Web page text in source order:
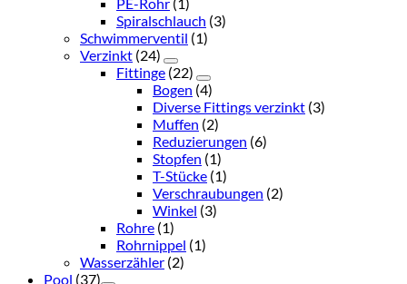
Spiralschlauch (3)
Schwimmerventil (1)
Verzinkt (24)
Fittinge (22)
Bogen (4)
Diverse Fittings verzinkt (3)
Muffen (2)
Reduzierungen (6)
Stopfen (1)
T-Stücke (1)
Verschraubungen (2)
Winkel (3)
Rohre (1)
Rohrnippel (1)
Wasserzähler (2)
Pool (37)